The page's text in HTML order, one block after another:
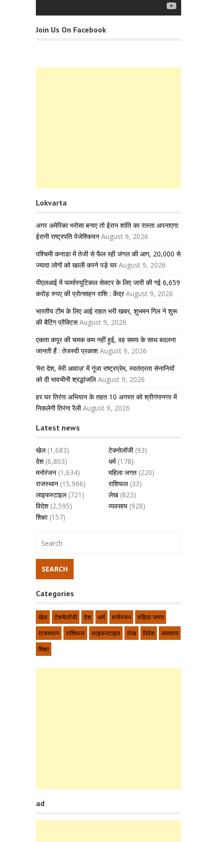
Join Us On Facebook
Lokvarta
अगर अमेरिका भरोसा बनाए तो ईरान शांति का रास्ता अपनाएगा:
ईरानी राष्ट्रपति पेजेश्कियन August 9, 2026
पश्चिमी कनाडा में तेजी से फैल रही जंगल की आग, 20,000 से
ज्यादा लोगों को खाली करने पड़े घर August 9, 2026
पीएलआई में फार्मास्युटिकल सेक्टर के लिए जारी की गई 6,659
करोड़ रुपए की प्रोत्साहन राशि : केंद्र August 9, 2026
भारतीय टीम के लिए आई राहत भरी खबर, शुभमन गिल ने शुरू
की बैटिंग प्रैक्टिस August 9, 2026
एकता कपूर की चमक कम नहीं हुई, वह समय के साथ बदलना
जानती हैं : तेजस्वी प्रकाश August 9, 2026
‘मेरा देश, मेरी आवाज़’ में गूंजा राष्ट्रप्रेम, स्वतंत्रता सेनानियों
को दी भावभीनी श्रद्धांजलि August 9, 2026
हर घर तिरंगा अभियान के तहत 10 अगस्त को श्रीगंगानगर में
निकलेगी तिरंगा रैली August 9, 2026
Latest news
खेल(1,683) टेक्नोलॉजी(93)
देश(6,803) धर्म(178)
मनोरंजन (1,634) महिला जगत (220)
राजस्थान (15,966) राशिफल(33)
लाइफस्टाइल(721) लेख (823)
विदेश(2,595) व्यवसाय (928)
शिक्षा(157)
Categories
खेल टेक्नोलॉजी देश धर्म मनोरंजन
महिला जगत
राजस्थान
राशिफल लाइफस्टाइल लेख विदेश
व्यवसाय
शिक्षा
ad